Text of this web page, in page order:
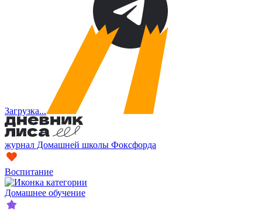
Загрузка...
журнал Домашней школы Фоксфорда
Воспитание
Домашнее обучение